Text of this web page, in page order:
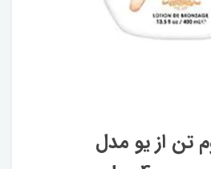
تن از یو مدل